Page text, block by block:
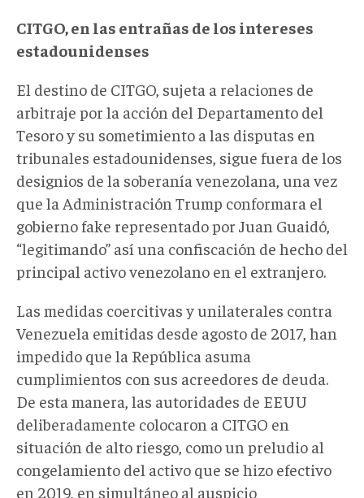
CITGO, en las entrañas de los intereses
estadounidenses
El destino de CITGO, sujeta a relaciones de
arbitraje por la acción del Departamento del
Tesoro y su sometimiento a las disputas en
tribunales estadounidenses, sigue fuera de los
designios de la soberanía venezolana, una vez
que la Administración Trump conformara el
gobierno fake representado por Juan Guaidó,
“legitimando” así una confiscación de hecho del
principal activo venezolano en el extranjero.
Las medidas coercitivas y unilaterales contra
Venezuela emitidas desde agosto de 2017, han
impedido que la República asuma
cumplimientos con sus acreedores de deuda.
De esta manera, las autoridades de EEUU
deliberadamente colocaron a CITGO en
situación de alto riesgo, como un preludio al
congelamiento del activo que se hizo efectivo
en 2019, en simultáneo al auspicio